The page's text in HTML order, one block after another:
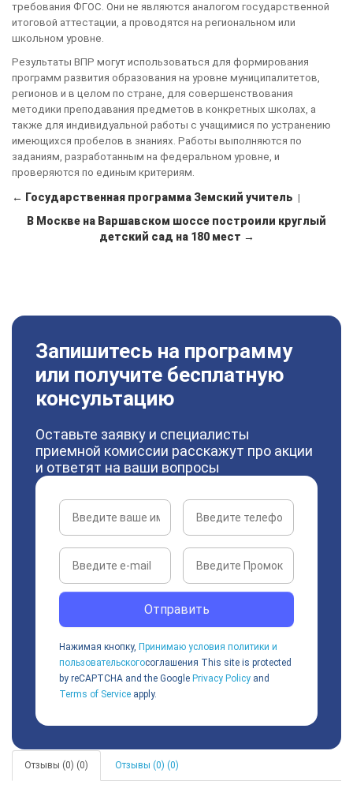
требования ФГОС. Они не являются аналогом государственной
итоговой аттестации, а проводятся на региональном или
школьном уровне.
Результаты ВПР могут использоваться для формирования
программ развития образования на уровне муниципалитетов,
регионов и в целом по стране, для совершенствования
методики преподавания предметов в конкретных школах, а
также для индивидуальной работы с учащимися по устранению
имеющихся пробелов в знаниях. Работы выполняются по
заданиям, разработанным на федеральном уровне, и
проверяются по единым критериям.
← Государственная программа Земский учитель
В Москве на Варшавском шоссе построили круглый
детский сад на 180 мест →
Запишитесь на программу
или получите бесплатную
консультацию
Оставьте заявку и специалисты
приемной комиссии расскажут про акции
и ответят на ваши вопросы
Отправить
Нажимая кнопку, Принимаю условия политики и
пользовательскогосоглашения This site is protected
by reCAPTCHA and the Google Privacy Policy and
Terms of Service apply.
Отзывы (0) (0) Отзывы (0) (0)